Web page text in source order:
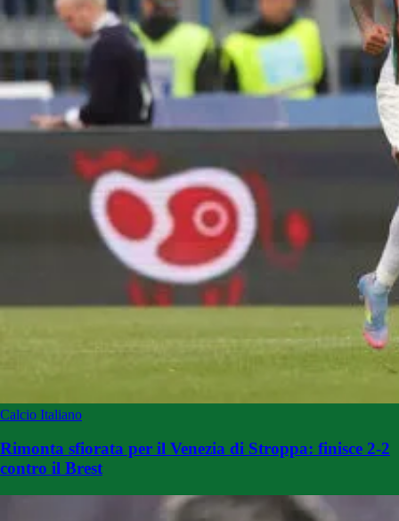
Calcio Italiano
Rimonta sfiorata per il Venezia di Stroppa: finisce 2-2
contro il Brest